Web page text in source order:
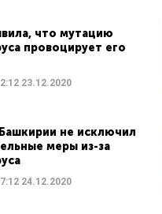
что мутацию
провоцирует его
23.12.2020
не исключил
меры из-за
24.12.2020